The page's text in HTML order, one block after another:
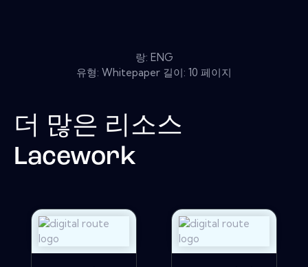
랑: ENG
유형: Whitepaper 길이: 10 페이지
더 많은 리소스
Lacework